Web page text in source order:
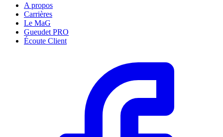
A propos
Carrières
Le MaG
Gueudet PRO
Écoute Client